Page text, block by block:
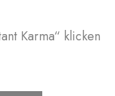
Karma“ klicken